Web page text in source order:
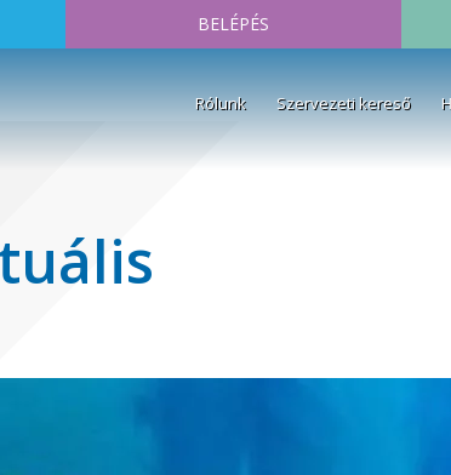
BELÉPÉS
Rólunk Szervezeti kereső